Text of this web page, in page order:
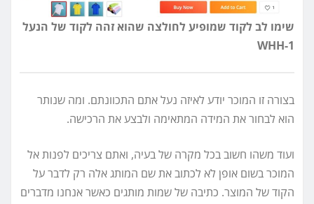
שימו לב לקוד שמופיע לחולצה שהוא זהה לקוד של הנעל
WHH-1
בצורה זו המוכר יודע לאיזה נעל אתם התכוונתם. ומה שנותר
הוא לבחור את המידה המתאימה ולבצע את הרכישה.
ועוד משהו חשוב בכל מקרה של בעיה, ואתם צריכים לפנות אל
המוכר בשום אופן לא לכתוב את שם המותג אלה רק לדבר על
הקוד של המוצר. כתיבה של שמות מותגים כאשר אנחנו מדברים